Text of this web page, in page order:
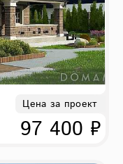
Цена за проект
97 400 ₽